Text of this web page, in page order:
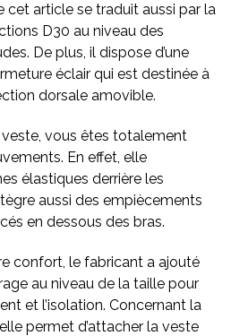
cet article se traduit aussi par la
D30 au niveau des
De plus, il dispose d’une
éclair qui est destinée à
dorsale amovible.
vous êtes totalement
En effet, elle
élastiques derrière les
aussi des empiècements
en dessous des bras.
confort, le fabricant a ajouté
au niveau de la taille pour
et l’isolation. Concernant la
permet d’attacher la veste